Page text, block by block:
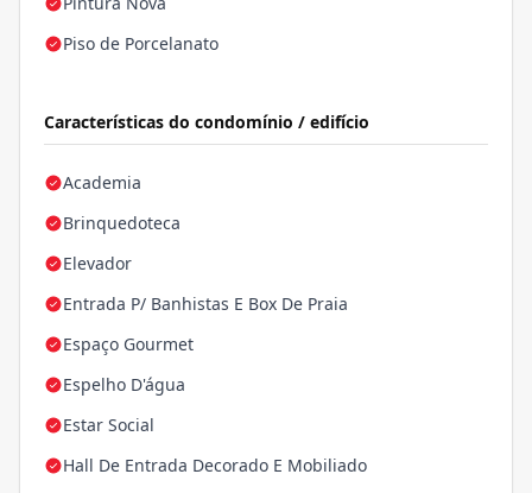
Piso de Porcelanato
Características do condomínio / edifício
Academia
Brinquedoteca
Elevador
Entrada P/ Banhistas E Box De Praia
Espaço Gourmet
Espelho D'água
Estar Social
Hall De Entrada Decorado E Mobiliado